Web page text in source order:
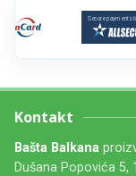
Kontakt
Bašta Balkana
Dušana Popovića 5,